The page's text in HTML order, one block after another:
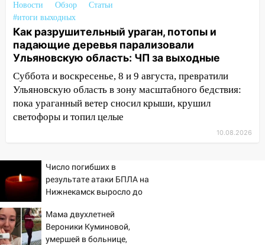
18:00
Пепелище на Балтийской: в
Заволжье ульяновские спасатели
ликвидировали крупный пожар
17:15 Прогноз погоды на 10 августа в
Ульяновской области
16:00 В Ульяновске во время шторма на
Волге пропал известный блогер: нужна
помощь в поисках
Соцсети: на «Ауди» упало дерево
15:12
В Ульяновске выгорела кухня в
многоэтажке
14:18
Гинеколог рассказала о том, с
какими сложностями сталкиваются
молодые мамы
Новости Обзор
Статьи
#итоги выходных
Как разрушительный ураган, потопы и
падающие деревья парализовали
Ульяновскую область: ЧП за выходные
Суббота и воскресенье, 8 и 9 августа, превратили
Ульяновскую область в зону масштабного бедствия:
пока ураганный ветер сносил крыши, крушил
светофоры и топил целые
10.08.2026
Число погибших в
результате атаки БПЛА на
Нижнекамск выросло до
Мама двухлетней
Вероники Куминовой,
умершей в больнице,